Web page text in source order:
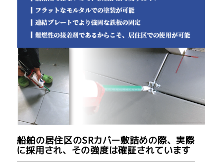
船舶の居住区のSRカバー敷詰めの際、実際
に採用され、その強度は確証されています